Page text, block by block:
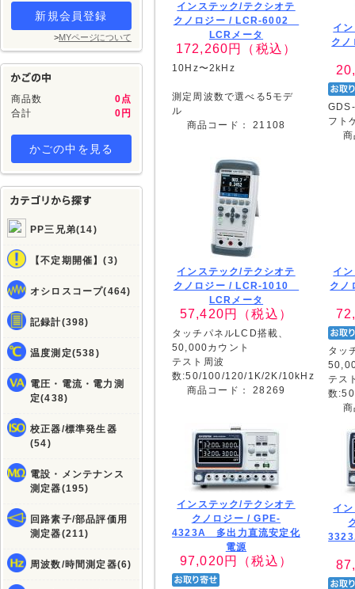
新規会員登録
>MYページについて
商品数
0点
合計
0円
かごの中を見る
PP三兄弟(14)
【不定期開催】(3)
オシロスコープ(464)
記録計(398)
温度測定(538)
電圧・電流・電力測
定(438)
校正器/標準発生器
(54)
電設・メンテナンス
測定器(195)
回路素子/部品評価用
測定器(211)
周波数/時間測定器(6)
インステック/テクシオテ
クノロジー / LCR-6002
LCRメータ
172,260円（税込）
10Hz〜2kHz
測定周波数で選べる5モデ
ル
商品コード：21108
イ
ク
フト
インステック/テクシオテ
クノロジー / LCR-1010
LCRメータ
57,420円（税込）
タッチパネルLCD搭載、
50,000カウント
テスト周波
数:50/100/120/1K/2K/10kHz
商品コード：28269
イ
クノ
タッ
テス
数
インステック/テクシオテ
クノロジー /GPE-
4323A 多出力直流安定化
電源
97,020円（税込）
イ